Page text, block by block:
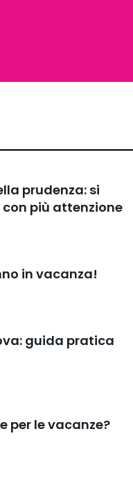
prudenza: si
più attenzione
in vacanza!
guida pratica
per le vacanze?